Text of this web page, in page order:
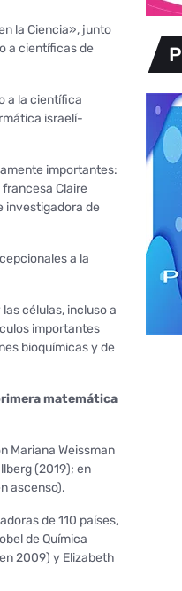
la Ciencia», junto
a científicas de
a la científica
israelí-
importantes:
Claire
investigadora de
a la
células, incluso a
importantes
bioquímicas y de
matemática
Mariana Weissman
(2019); en
ascenso).
de 110 países,
de Química
2009) y Elizabeth